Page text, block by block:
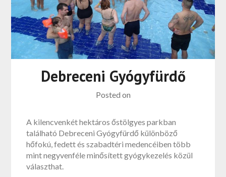
Debreceni Gyógyfürdő
Posted on
A kilencvenkét hektáros őstölgyes parkban
található Debreceni Gyógyfürdő különböző
hőfokú, fedett és szabadtéri medencéiben több
mint negyvenféle minősített gyógykezelés közül
választhat.